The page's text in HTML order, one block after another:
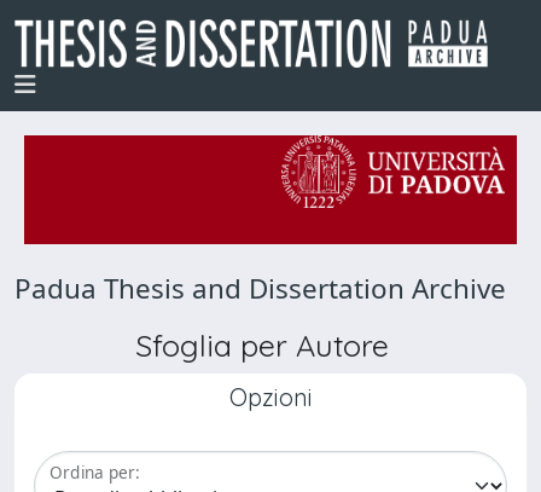
Padua Thesis and Dissertation Archive
Sfoglia per Autore
Opzioni
Ordina per: